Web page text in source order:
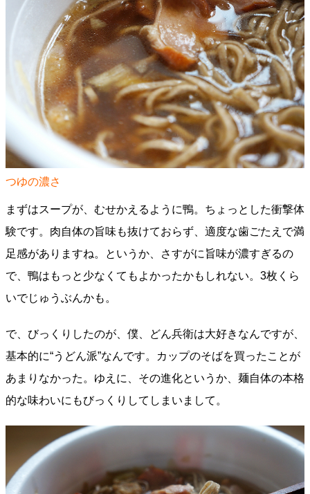
つゆの濃さ
まずはスープが、むせかえるように鴨。ちょっとした衝撃体
験です。肉自体の旨味も抜けておらず、適度な歯ごたえで満
足感がありますね。というか、さすがに旨味が濃すぎるの
で、鴨はもっと少なくてもよかったかもしれない。3枚くら
いでじゅうぶんかも。
で、びっくりしたのが、僕、どん兵衛は大好きなんですが、
基本的に“うどん派”なんです。カップのそばを買ったことが
あまりなかった。ゆえに、その進化というか、麺自体の本格
的な味わいにもびっくりしてしまいまして。